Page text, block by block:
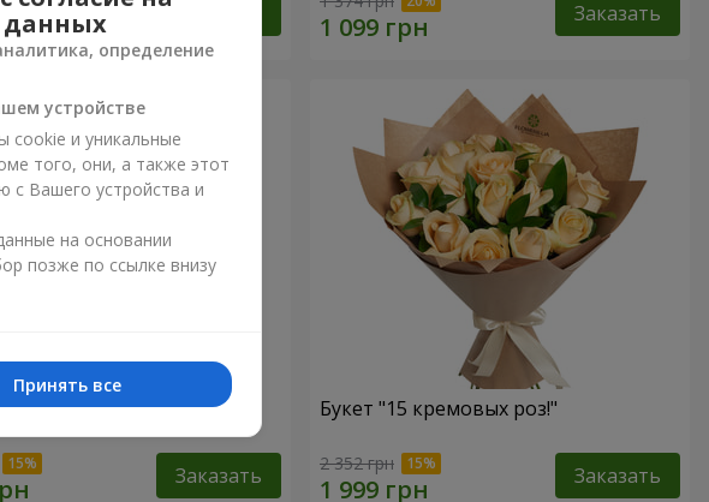
Заказать
и белая роза!
Заказать
Букет "15 кремовых роз!"
2 352 грн Заказать
данных
определение
устройстве
cookie и уникальные
того, они, а также этот
с Вашего устройства и
на основании
позже по ссылке внизу
Принять все